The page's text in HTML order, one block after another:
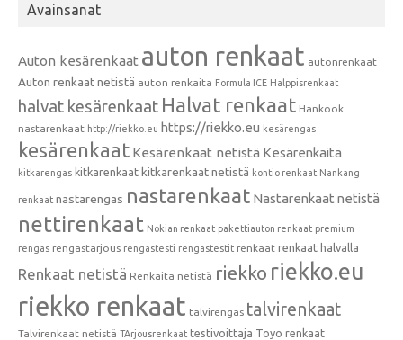
Avainsanat
Auton kesärenkaat auton renkaat autonrenkaat
Auton renkaat netistä auton renkaita Formula ICE Halppisrenkaat
halvat kesärenkaat Halvat renkaat Hankook
nastarenkaat http://riekko.eu https://riekko.eu kesärengas
kesärenkaat Kesärenkaat netistä Kesärenkaita
kitkarengas kitkarenkaat kitkarenkaat netistä kontio renkaat Nankang
renkaat nastarengas nastarenkaat Nastarenkaat netistä
nettirenkaat Nokian renkaat pakettiauton renkaat premium
rengas rengastarjous rengastesti rengastestit renkaat renkaat halvalla
Renkaat netistä Renkaita netistä riekko riekko.eu
riekko renkaat talvirengas talvirenkaat
Talvirenkaat netistä TArjousrenkaat testivoittaja Toyo renkaat